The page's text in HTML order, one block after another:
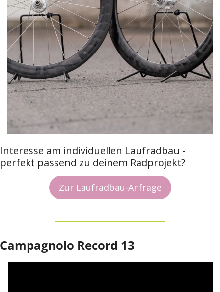
Interesse am individuellen Laufradbau -
perfekt passend zu deinem Radprojekt?
Zur Laufradbau-Anfrage
Campagnolo Record 13